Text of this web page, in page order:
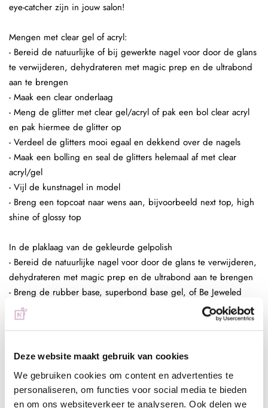
Deze website maakt gebruik van cookies
We gebruiken cookies om content en advertenties te
personaliseren, om functies voor social media te bieden
en om ons websiteverkeer te analyseren. Ook delen we
eye-catcher zijn in jouw salon!
Mengen met clear gel of acryl:
- Bereid de natuurlijke of bij gewerkte nagel voor door de glans
te verwijderen, dehydrateren met magic prep en de ultrabond
aan te brengen
- Maak een clear onderlaag
- Meng de glitter met clear gel/acryl of pak een bol clear acryl
en pak hiermee de glitter op
- Verdeel de glitters mooi egaal en dekkend over de nagels
- Maak een bolling en seal de glitters helemaal af met clear
acryl/gel
- Vijl de kunstnagel in model
- Breng een topcoat naar wens aan, bijvoorbeeld next top, high
shine of glossy top
In de plaklaag van de gekleurde gelpolish
- Bereid de natuurlijke nagel voor door de glans te verwijderen,
dehydrateren met magic prep en de ultrabond aan te brengen
- Breng de rubber base, superbond base gel, of Be Jeweled
base/top aan
- Kies een gelpolish naar wens, breng deze 2 dunne lagen aan
- Pak met de fluffy brush een kleine hoeveelheid glitters op en
- Enkele seconden fixeren in de lamp
- Aflakken met topcoat (voor de natuurlijke nagels Be Jeweled